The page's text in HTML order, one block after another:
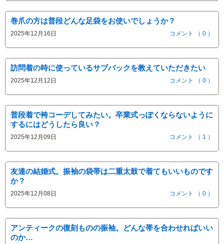
巻爪の方は普段どんな足袋をお使いでしょうか？
2025年12月16日 コメント （ 0 ）
訪問着の時に使っているサブバックを教えていただきたい
2025年12月12日 コメント （ 0 ）
普段着で袴コーデしてみたい。卒業式っぽくならないように
するにはどうしたら良い？
2025年12月09日 コメント （ 1 ）
友達の結婚式。振袖の袋帯は二重太鼓で着てもいいものです
か？
2025年12月08日 コメント （ 0 ）
アンティークの復刻ものの振袖。どんな帯を合わせればいい
のか…